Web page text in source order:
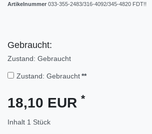
Artikelnummer 033-355-2483/316-4092/345-4820 FDT!!
Gebraucht:
Zustand: Gebraucht
Zustand: Gebraucht **
18,10 EUR *
Inhalt 1 Stück